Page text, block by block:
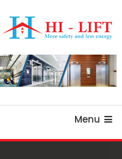
To
Content
hilift-egypt
Menu